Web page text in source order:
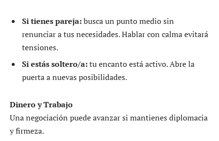
Si tienes pareja:busca un punto medio sin
renunciar a tus necesidades. Hablar con calma evitará
tensiones.
Si estás soltero/a:tu encanto está activo. Abre la
puerta a nuevas posibilidades.
Dinero y Trabajo
Una negociación puede avanzar si mantienes diplomacia
y firmeza.